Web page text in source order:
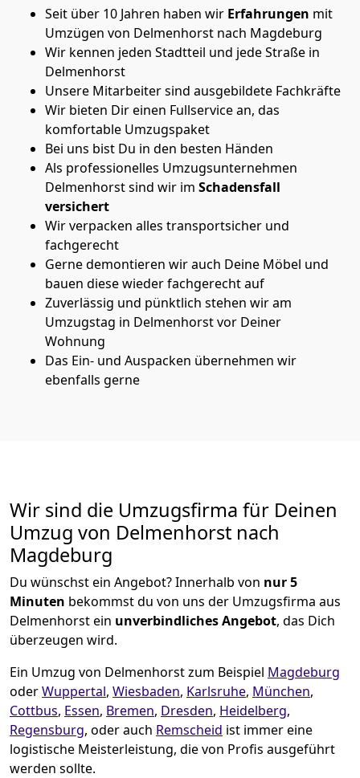
Seit über 10 Jahren haben wir Erfahrungen mit
Umzügen von Delmenhorst nach Magdeburg
Wir kennen jeden Stadtteil und jede Straße in
Delmenhorst
Unsere Mitarbeiter sind ausgebildete Fachkräfte
Wir bieten Dir einen Fullservice an, das
komfortable Umzugspaket
Bei uns bist Du in den besten Händen
Als professionelles Umzugsunternehmen
Delmenhorst sind wir im Schadensfall
versichert
Wir verpacken alles transportsicher und
fachgerecht
Gerne demontieren wir auch Deine Möbel und
bauen diese wieder fachgerecht auf
Zuverlässig und pünktlich stehen wir am
Umzugstag in Delmenhorst vor Deiner
Wohnung
Das Ein- und Auspacken übernehmen wir
ebenfalls gerne
Wir sind die Umzugsfirma für Deinen
Umzug von Delmenhorst nach
Magdeburg
Du wünschst ein Angebot? Innerhalb von nur 5
Minuten bekommst du von uns der Umzugsfirma aus
Delmenhorst ein unverbindliches Angebot, das Dich
überzeugen wird.
Ein Umzug von Delmenhorst zum Beispiel Magdeburg
oderWuppertal, Wiesbaden, Karlsruhe, München,
Cottbus, Essen, Bremen, Dresden, Heidelberg,
Regensburg, oder auch Remscheid ist immer eine
logistische Meisterleistung, die von Profis ausgeführt
werden sollte.